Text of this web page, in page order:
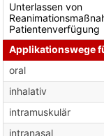
Unterlassen von
Patientenverfügung
Applikationswege
oral
inhalativ
intramuskulär
intranasal